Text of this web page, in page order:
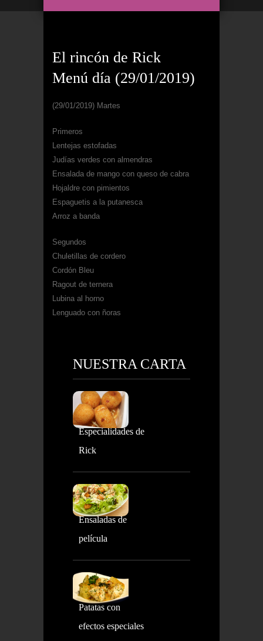
El rincón de Rick
Menú día (29/01/2019)
(29/01/2019) Martes
Primeros
Lentejas estofadas
Judías verdes con almendras
Ensalada de mango con queso de cabra
Hojaldre con pimientos
Espaguetis a la putanesca
Arroz a banda
Segundos
Chuletillas de cordero
Cordón Bleu
Ragout de ternera
Lubina al horno
Lenguado con ñoras
NUESTRA CARTA
Especialidades de
Rick
Ensaladas de
película
Patatas con
efectos especiales